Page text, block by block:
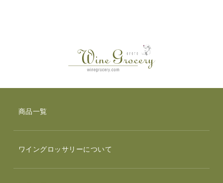
商品一覧
ワイングロッサリーについて